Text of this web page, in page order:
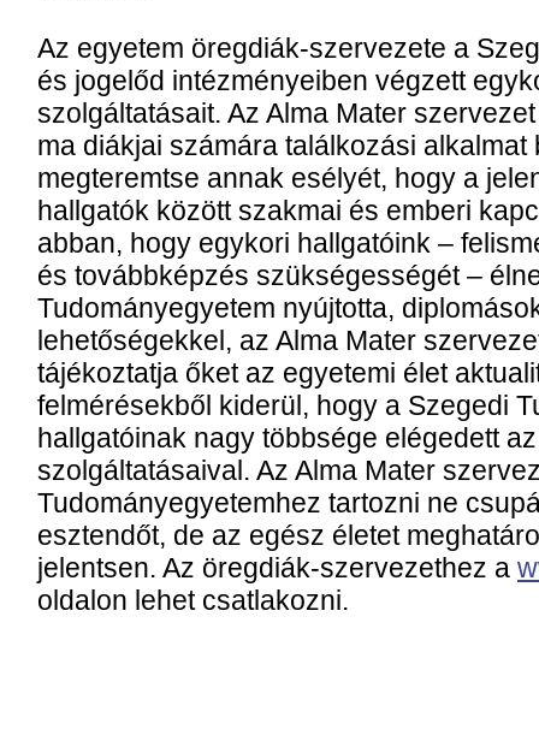
Az egyetem öregdiák-szervezete a
és jogelőd intézményeiben végzett
szolgáltatásait. Az Alma Mater
ma diákjai számára találkozási alkalmat
megteremtse annak esélyét, hogy a
hallgatók között szakmai és emberi
abban, hogy egykori hallgatóink –
és továbbképzés szükségességét –
Tudományegyetem nyújtotta,
lehetőségekkel, az Alma Mater
tájékoztatja őket az egyetemi élet
felmérésekből kiderül, hogy a Szegedi
hallgatóinak nagy többsége elégedett
szolgáltatásaival. Az Alma Mater
Tudományegyetemhez tartozni ne
esztendőt, de az egész életet
jelentsen. Az öregdiák-szervezethez a
oldalon lehet csatlakozni.